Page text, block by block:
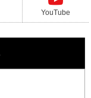
YouTube